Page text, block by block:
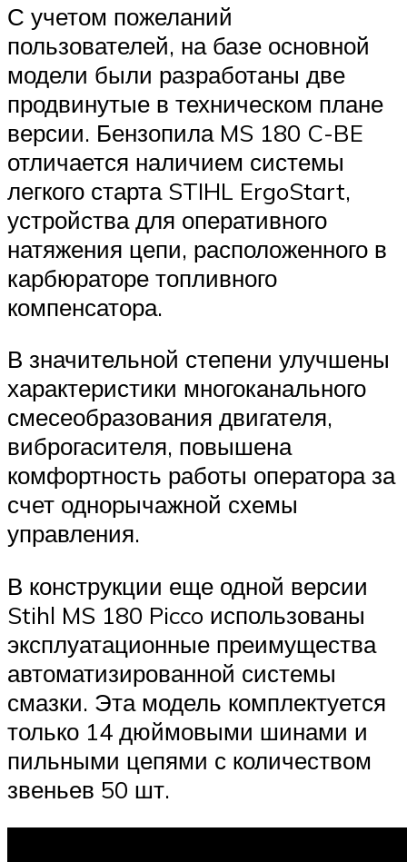
С учетом пожеланий
пользователей, на базе основной
модели были разработаны две
продвинутые в техническом плане
версии. Бензопила MS 180 C-BE
отличается наличием системы
легкого старта STIHL ErgoStart,
устройства для оперативного
натяжения цепи, расположенного в
карбюраторе топливного
компенсатора.
В значительной степени улучшены
характеристики многоканального
смесеобразования двигателя,
виброгасителя, повышена
комфортность работы оператора за
счет однорычажной схемы
управления.
В конструкции еще одной версии
Stihl MS 180 Picco использованы
эксплуатационные преимущества
автоматизированной системы
смазки. Эта модель комплектуется
только 14 дюймовыми шинами и
пильными цепями с количеством
звеньев 50 шт.